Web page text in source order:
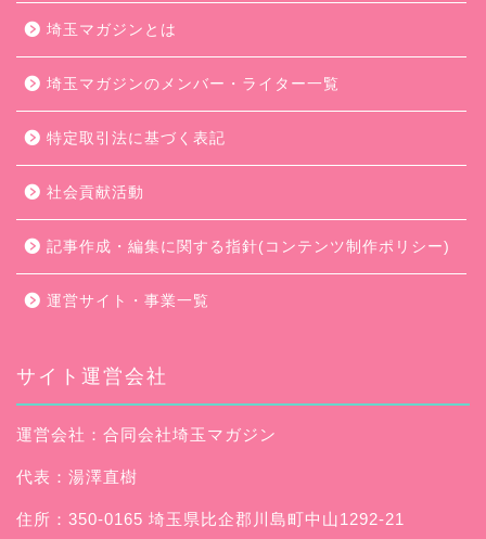
埼玉マガジンとは
埼玉マガジンのメンバー・ライター一覧
特定取引法に基づく表記
社会貢献活動
記事作成・編集に関する指針(コンテンツ制作ポリシー)
運営サイト・事業一覧
サイト運営会社
運営会社：合同会社埼玉マガジン
代表：湯澤直樹
住所：350-0165 埼玉県比企郡川島町中山1292-21